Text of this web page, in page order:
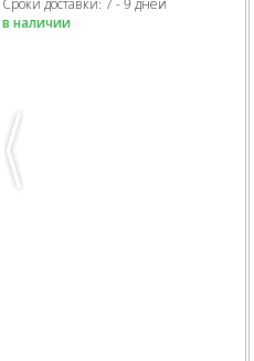
Previous
в наличии